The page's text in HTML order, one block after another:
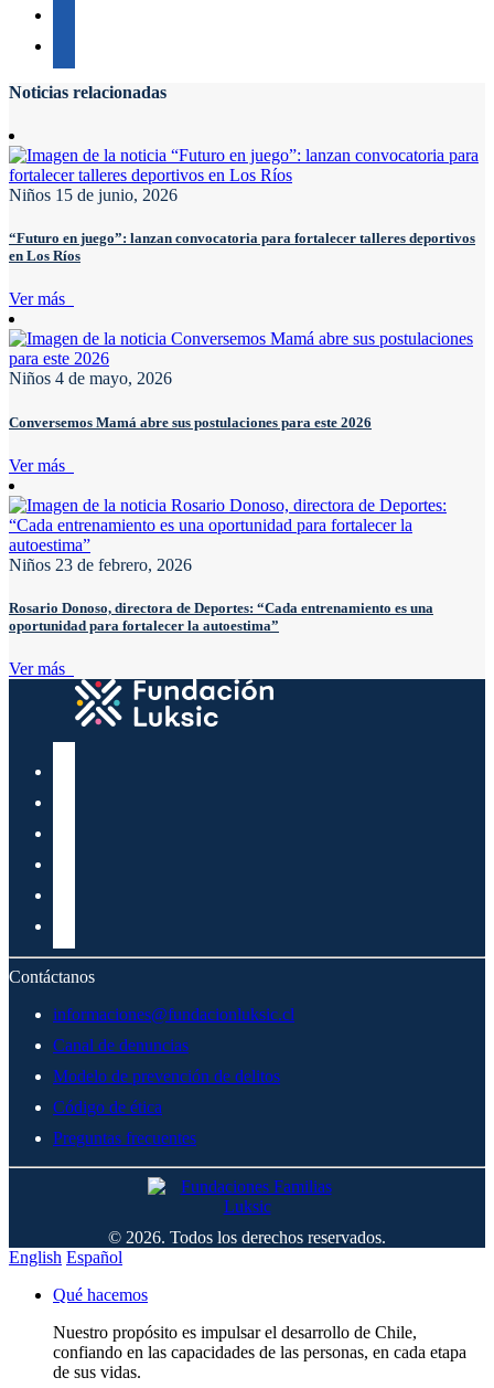
Noticias relacionadas
Niños 15 de junio, 2026
“Futuro en juego”: lanzan convocatoria para fortalecer talleres deportivos
en Los Ríos
Ver más
Niños 4 de mayo, 2026
Conversemos Mamá abre sus postulaciones para este 2026
Ver más
Niños 23 de febrero, 2026
Rosario Donoso, directora de Deportes: “Cada entrenamiento es una
oportunidad para fortalecer la autoestima”
Ver más
Contáctanos
informaciones@fundacionluksic.cl
Canal de denuncias
Modelo de prevención de delitos
Código de ética
Preguntas frecuentes
© 2026. Todos los derechos reservados.
English Español
Qué hacemos
Nuestro propósito es impulsar el desarrollo de Chile,
confiando en las capacidades de las personas, en cada etapa
de sus vidas.